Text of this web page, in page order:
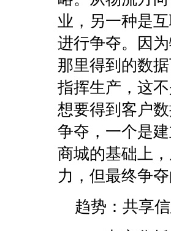
业，另一种是
进行争夺。因
那里得到的数
指挥生产，这
想要得到客户
争夺，一个是
商城的基础上
力，但最终争
趋势：共享